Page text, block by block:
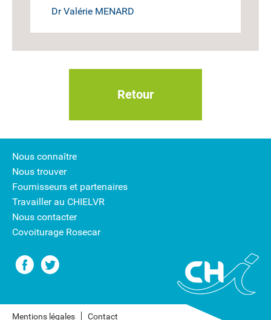
Dr Valérie MENARD
Retour
Nous connaître
Nous trouver
Fournisseurs et partenaires
Travailler au CHIELVR
Nous contacter
Covoiturage Rosecar
Mentions légales Contact